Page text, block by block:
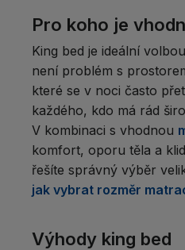
Pro koho je
King bed je ideální
není problém s
které se v noci často
každého, kdo má rád
V kombinaci s vhodnou
komfort, oporu těla a
řešíte správný výběr
jak vybrat rozměr
Výhody king bed